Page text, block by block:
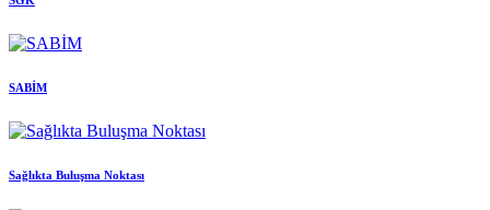
SABİM
Sağlıkta Buluşma Noktası